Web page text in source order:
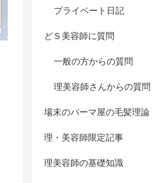
プライベート日記
どＳ美容師に質問
一般の方からの質問
理美容師さんからの質問
場末のパーマ屋の毛髪理論
理・美容師限定記事
理美容師の基礎知識